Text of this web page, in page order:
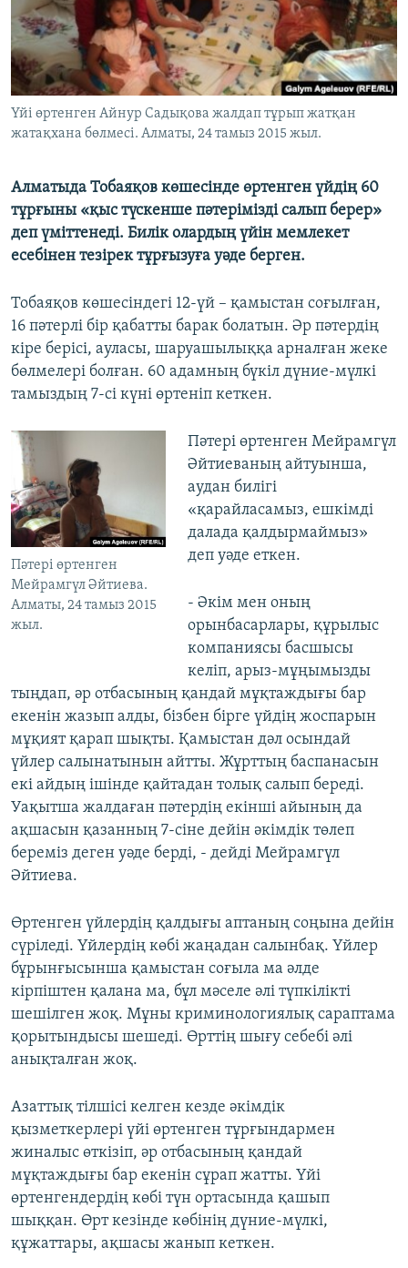
ЖАЗЫЛЫҢЫЗ
Басқа тілдерде
Үйі өртенген Айнур Садықова жалдап тұрып жатқан
жатақхана бөлмесі. Алматы, 24 тамыз 2015 жыл.
Алматыда Тобаяқов көшесінде өртенген үйдің 60
тұрғыны «қыс түскенше пәтерімізді салып берер»
деп үміттенеді. Билік олардың үйін мемлекет
есебінен тезірек тұрғызуға уәде берген.
Тобаяқов көшесіндегі 12-үй – қамыстан соғылған,
16 пәтерлі бір қабатты барак болатын. Әр пәтердің
кіре берісі, ауласы, шаруашылыққа арналған жеке
бөлмелері болған. 60 адамның бүкіл дүние-мүлкі
тамыздың 7-сі күні өртеніп кеткен.
Пәтері өртенген
Мейрамгүл Әйтиева.
Алматы, 24 тамыз 2015
жыл.
Пәтері өртенген Мейрамгүл
Әйтиеваның айтуынша,
аудан билігі
«қарайласамыз, ешкімді
далада қалдырмаймыз»
деп уәде еткен.
- Әкім мен оның
орынбасарлары, құрылыс
компаниясы басшысы
келіп, арыз-мұңымызды
тыңдап, әр отбасының қандай мұқтаждығы бар
екенін жазып алды, бізбен бірге үйдің жоспарын
мұқият қарап шықты. Қамыстан дәл осындай
үйлер салынатынын айтты. Жұрттың баспанасын
екі айдың ішінде қайтадан толық салып береді.
Уақытша жалдаған пәтердің екінші айының да
ақшасын қазанның 7-сіне дейін әкімдік төлеп
береміз деген уәде берді, - дейді Мейрамгүл
Әйтиева.
Өртенген үйлердің қалдығы аптаның соңына дейін
сүріледі. Үйлердің көбі жаңадан салынбақ. Үйлер
бұрынғысынша қамыстан соғыла ма әлде
кірпіштен қалана ма, бұл мәселе әлі түпкілікті
шешілген жоқ. Мұны криминологиялық сараптама
қорытындысы шешеді. Өрттің шығу себебі әлі
анықталған жоқ.
Азаттық тілшісі келген кезде әкімдік
қызметкерлері үйі өртенген тұрғындармен
жиналыс өткізіп, әр отбасының қандай
мұқтаждығы бар екенін сұрап жатты. Үйі
өртенгендердің көбі түн ортасында қашып
шыққан. Өрт кезінде көбінің дүние-мүлкі,
құжаттары, ақшасы жанып кеткен.